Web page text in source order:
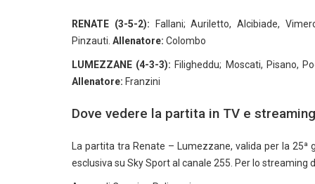
RENATE (3-5-2): Fallani; Auriletto, Alcibiade,
Pinzauti. Allenatore: Colombo
LUMEZZANE (4-3-3): Filigheddu; Moscati, Pisano,
Allenatore: Franzini
Dove vedere la partita in TV e streaming
La partita tra Renate – Lumezzane, valida per la
esclusiva su Sky Sport al canale 255. Per lo streaming